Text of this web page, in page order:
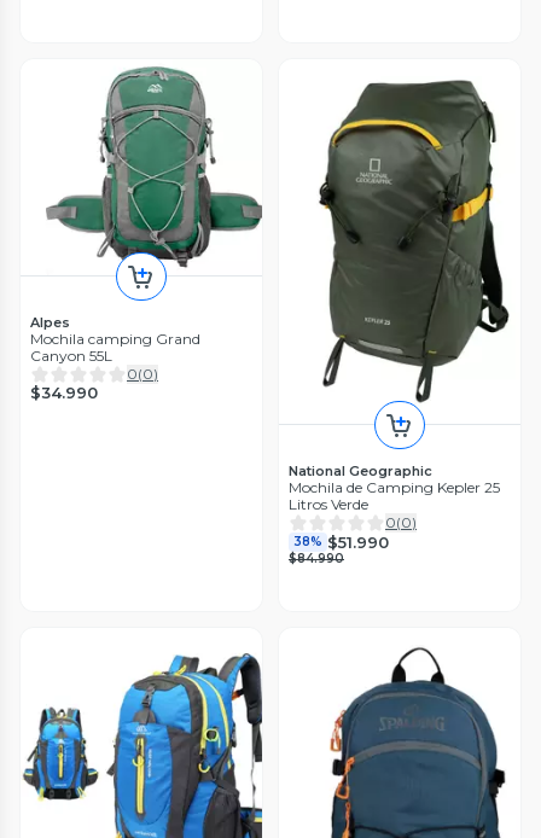
Alpes
Mochila camping Grand
Canyon 55L
0(0)
$34.990
National Geographic
Mochila de Camping Kepler 25
Litros Verde
0(0)
38% $51.990
$84.990